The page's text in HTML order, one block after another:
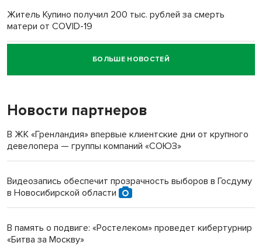
Житель Купино получил 200 тыс. рублей за смерть
матери от COVID-19
Новосибирский суд наказал водителя за смерть
пенсионерки на вокзале
БОЛЬШЕ НОВОСТЕЙ
Новости партнеров
В ЖК «Гренландия» впервые клиентские дни от крупного
девелопера — группы компаний «СОЮЗ»
Видеозапись обеспечит прозрачность выборов в Госдуму
в Новосибирской области
В память о подвиге: «Ростелеком» проведет кибертурнир
«Битва за Москву»